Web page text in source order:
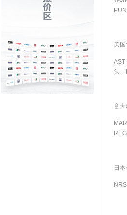
美
AST
头、
意大
日